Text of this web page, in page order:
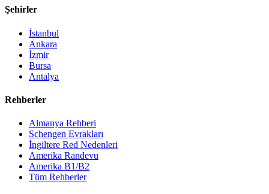
Şehirler
İstanbul
Ankara
İzmir
Bursa
Antalya
Rehberler
Almanya Rehberi
Schengen Evrakları
İngiltere Red Nedenleri
Amerika Randevu
Amerika B1/B2
Tüm Rehberler